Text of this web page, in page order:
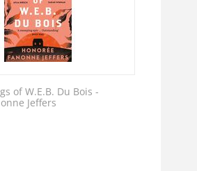
of W.E.B. Du Bois -
Jeffers